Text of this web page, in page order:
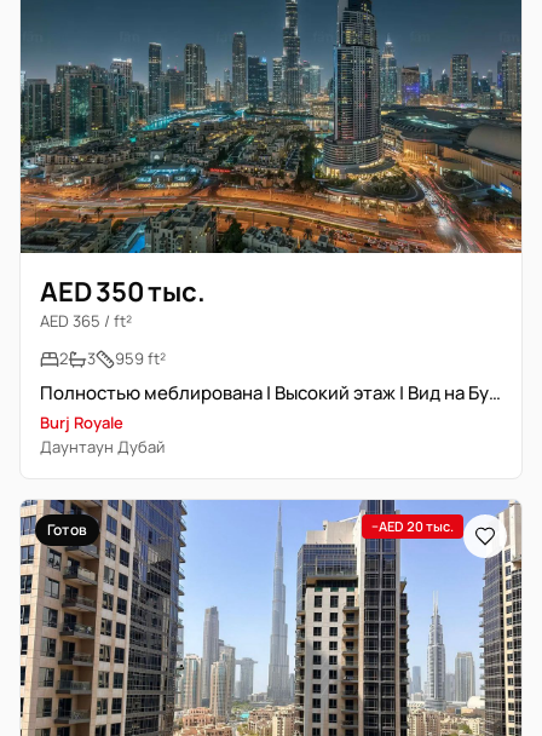
AED 350 тыс.
AED 365 / ft²
2
3 959 ft²
Полностью меблирована | Высокий этаж | Вид на Бурж Халифа
Burj Royale
Даунтаун Дубай
Готов −AED 20 тыс.